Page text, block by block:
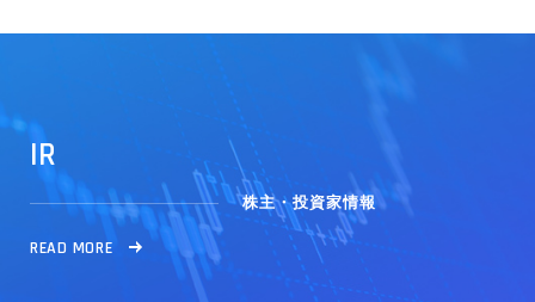
IR
株主・投資家情報
READ MORE